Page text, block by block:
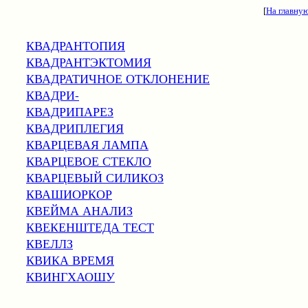
[На
КВАДРАНТОПИЯ
КВАДРАНТЭКТОМИЯ
КВАДРАТИЧНОЕ ОТКЛОНЕНИЕ
КВАДРИ-
КВАДРИПАРЕЗ
КВАДРИПЛЕГИЯ
КВАРЦЕВАЯ ЛАМПА
КВАРЦЕВОЕ СТЕКЛО
КВАРЦЕВЫЙ СИЛИКОЗ
КВАШИОРКОР
КВЕЙМА АНАЛИЗ
КВЕКЕНШТЕДА ТЕСТ
КВЕЛЛЗ
КВИКА ВРЕМЯ
КВИНГХАОШУ